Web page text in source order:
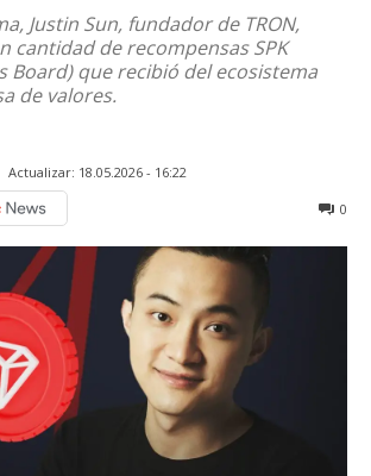
Justin Sun, fundador de TRON,
cantidad de recompensas SPK
Board) que recibió del ecosistema
de valores.
Actualizar: 18.05.2026 - 16:22
0